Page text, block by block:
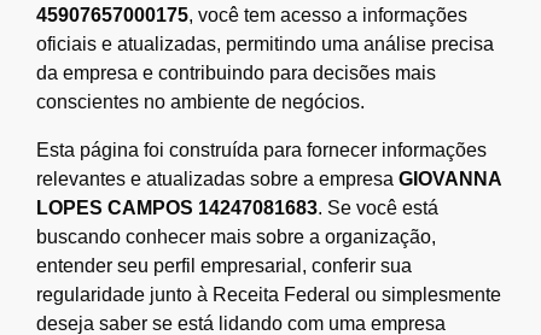
45907657000175, você tem acesso a informações
oficiais e atualizadas, permitindo uma análise precisa
da empresa e contribuindo para decisões mais
conscientes no ambiente de negócios.
Esta página foi construída para fornecer informações
relevantes e atualizadas sobre a empresa GIOVANNA
LOPES CAMPOS 14247081683. Se você está
buscando conhecer mais sobre a organização,
entender seu perfil empresarial, conferir sua
regularidade junto à Receita Federal ou simplesmente
deseja saber se está lidando com uma empresa